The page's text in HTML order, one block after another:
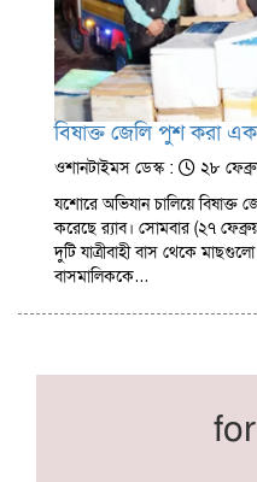
বিষাক্ত জেলি পুশ করা
ওশানটাইমস ডেস্ক :
২৮
যশোরে অভিযান চালিয়ে
করেছে র‍্যাব। সোমবার (২৭
দুটি যাত্রীবাহী বাস থেকে
বাসমালিককে…